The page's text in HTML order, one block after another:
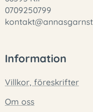
0709250799
Information
Villkor, föreskrifter
Om oss